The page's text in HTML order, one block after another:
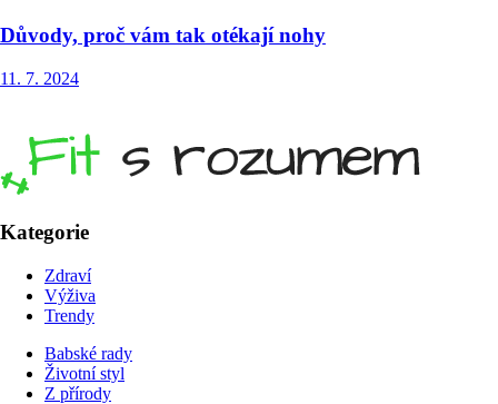
Důvody, proč vám tak otékají nohy
11. 7. 2024
Kategorie
Zdraví
Výživa
Trendy
Babské rady
Životní styl
Z přírody